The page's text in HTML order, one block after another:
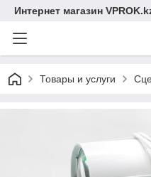
Интернет магазин
Товары и услуги